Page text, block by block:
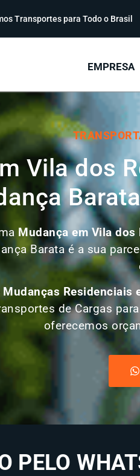
Transportes para Todo o Brasil
EMPRESA
Vila dos
Mudança emVila dos
Barata é a sua
Residenciais
de Cargas
oferecemos
PELO